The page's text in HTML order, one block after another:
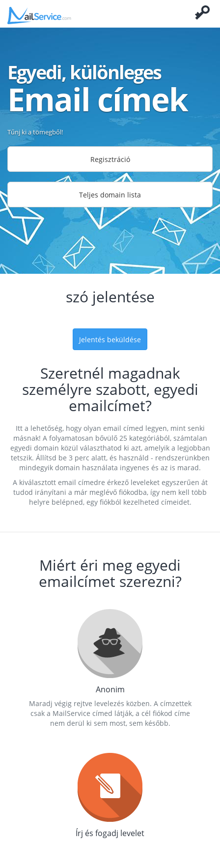
Egyedi, különleges
Email címek
Tűnj ki a tömegből!
Regisztráció
Teljes domain lista
szó jelentése
Jelentés beküldése
Szeretnél magadnak
személyre szabott, egyedi
emailcímet?
Itt a lehetőség, hogy olyan email címed legyen, mint senki
másnak! A folyamatosan bővülő 25 kategóriából, számtalan
egyedi domain közül választhatod ki azt, amelyik a legjobban
tetszik. Állítsd be 3 perc alatt, és használd - rendszerünkben
mindegyik domain használata ingyenes és az is marad.
A kiválasztott email címedre érkező leveleket egyszerűen át
tudod irányítani a már meglévő fiókodba, így nem kell több
helyre belépned, egy fiókból kezelheted címeidet.
Miért éri meg egyedi
emailcímet szerezni?
Anonim
Maradj végig rejtve levelezés közben. A címzettek
csak a MailService címed látják, a cél fiókod címe
nem derül ki sem most, sem később.
Írj és fogadj levelet